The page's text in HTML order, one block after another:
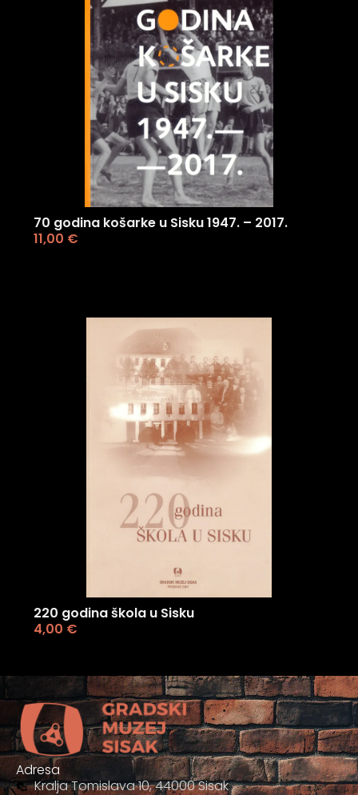
70 godina košarke u Sisku 1947. – 2017.
11,00 €
220 godina škola u Sisku
4,00 €
Adresa
Kralja Tomislava 10, 44000 Sisak